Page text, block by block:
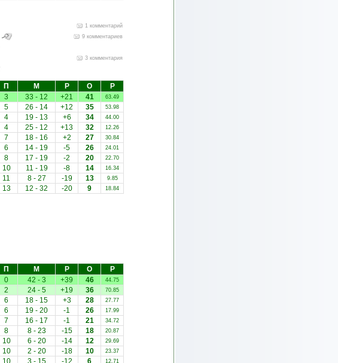
1 комментарий
9 комментариев
3 комментария
П М Р О
Р
3 33 - 12 +21 41 63.49
5 26 - 14 +12 35 53.98
4 19 - 13 +6 34 44.00
4 25 - 12 +13 32 12.26
7 18 - 16 +2 27 30.84
6 14 - 19 -5 26 24.01
8 17 - 19 -2 20 22.70
10 11 - 19 -8 14 16.34
11 8 - 27 -19 13 9.85
13 12 - 32 -20 9 18.84
П М Р О
Р
0 42 - 3 +39 46 44.75
2 24 - 5 +19 36 70.85
6 18 - 15 +3 28 27.77
6 19 - 20 -1 26 17.99
7 16 - 17 -1 21 34.72
8 8 - 23 -15 18 20.87
10 6 - 20 -14 12 29.69
10 2 - 20 -18 10 23.37
10 3 - 15 -12 6 12.71